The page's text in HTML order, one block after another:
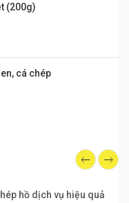
(200g)
cá chép
hồ dịch vụ hiệu quả